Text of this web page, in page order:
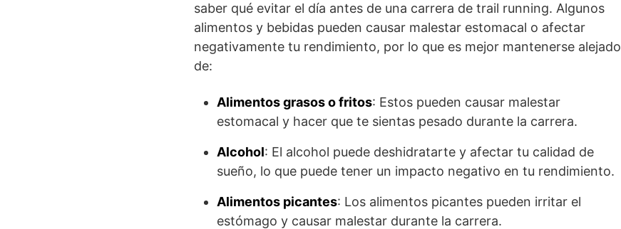
saber qué evitar el día antes de una carrera de trail running. Algunos
alimentos y bebidas pueden causar malestar estomacal o afectar
negativamente tu rendimiento, por lo que es mejor mantenerse alejado
de:
Alimentos grasos o fritos: Estos pueden causar malestar
estomacal y hacer que te sientas pesado durante la carrera.
Alcohol: El alcohol puede deshidratarte y afectar tu calidad de
sueño, lo que puede tener un impacto negativo en tu rendimiento.
Alimentos picantes: Los alimentos picantes pueden irritar el
estómago y causar malestar durante la carrera.